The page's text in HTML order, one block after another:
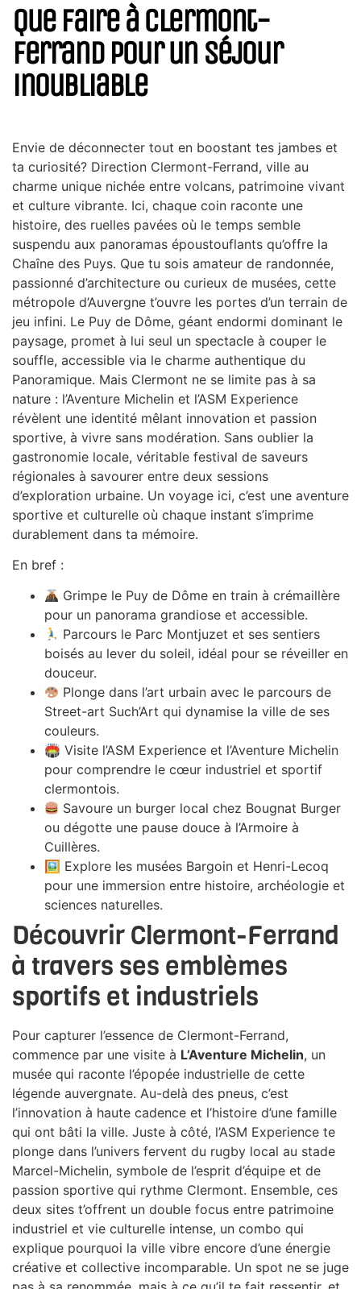
Que faire à Clermont-
Ferrand pour un séjour
inoubliable
Envie de déconnecter tout en boostant tes jambes et
ta curiosité? Direction Clermont-Ferrand, ville au
charme unique nichée entre volcans, patrimoine vivant
et culture vibrante. Ici, chaque coin raconte une
histoire, des ruelles pavées où le temps semble
suspendu aux panoramas époustouflants qu’offre la
Chaîne des Puys. Que tu sois amateur de randonnée,
passionné d’architecture ou curieux de musées, cette
métropole d’Auvergne t’ouvre les portes d’un terrain de
jeu infini. Le Puy de Dôme, géant endormi dominant le
paysage, promet à lui seul un spectacle à couper le
souffle, accessible via le charme authentique du
Panoramique. Mais Clermont ne se limite pas à sa
nature : l’Aventure Michelin et l’ASM Experience
révèlent une identité mêlant innovation et passion
sportive, à vivre sans modération. Sans oublier la
gastronomie locale, véritable festival de saveurs
régionales à savourer entre deux sessions
d’exploration urbaine. Un voyage ici, c’est une aventure
sportive et culturelle où chaque instant s’imprime
durablement dans ta mémoire.
En bref :
Grimpe le Puy de Dôme en train à crémaillère
pour un panorama grandiose et accessible.
Parcours le Parc Montjuzet et ses sentiers
boisés au lever du soleil, idéal pour se réveiller en
douceur.
Plonge dans l’art urbain avec le parcours de
Street-art Such’Art qui dynamise la ville de ses
couleurs.
🏟 Visite l’ASM Experience et l’Aventure Michelin
pour comprendre le cœur industriel et sportif
clermontois.
Savoure un burger local chez Bougnat Burger
ou dégotte une pause douce à l’Armoire à
Cuillères.
🖼 Explore les musées Bargoin et Henri-Lecoq
pour une immersion entre histoire, archéologie et
sciences naturelles.
Découvrir Clermont-Ferrand
à travers ses emblèmes
sportifs et industriels
Pour capturer l’essence de Clermont-Ferrand,
commence par une visite à L’Aventure Michelin, un
musée qui raconte l’épopée industrielle de cette
légende auvergnate. Au-delà des pneus, c’est
l’innovation à haute cadence et l’histoire d’une famille
qui ont bâti la ville. Juste à côté, l’ASM Experience te
plonge dans l’univers fervent du rugby local au stade
Marcel-Michelin, symbole de l’esprit d’équipe et de
passion sportive qui rythme Clermont. Ensemble, ces
deux sites t’offrent un double focus entre patrimoine
industriel et vie culturelle intense, un combo qui
explique pourquoi la ville vibre encore d’une énergie
créative et collective incomparable. Un spot ne se juge